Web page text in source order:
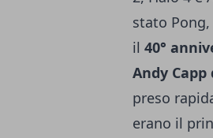
stato
il 40°
Andy
preso
erano il